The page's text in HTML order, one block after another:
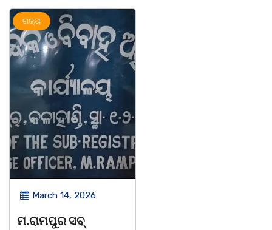
ରାଜ୍ୟ
March 14, 2026
ମ.ରାମପୁର ସବ୍